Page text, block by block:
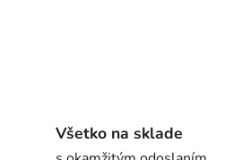
Všetko na sklade